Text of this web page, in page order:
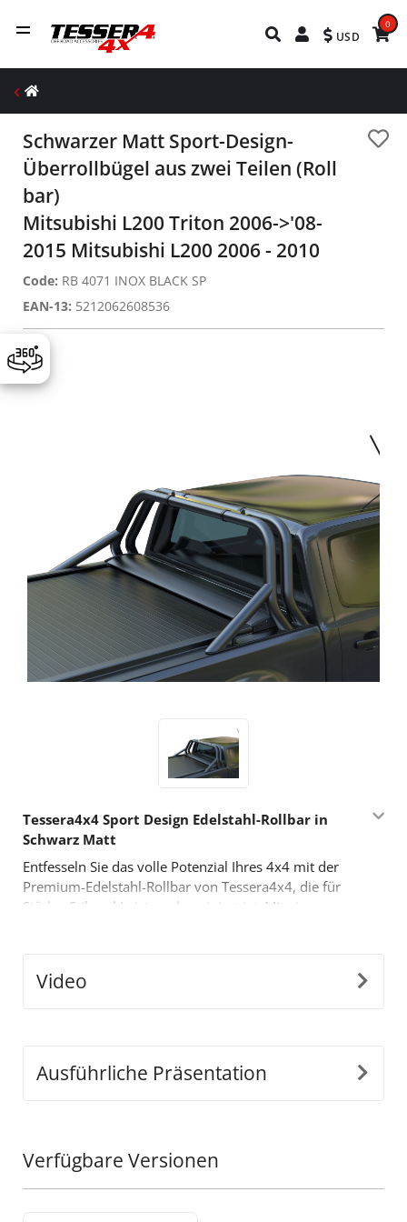
USD
0
Schwarzer Matt Sport-Design-
Überrollbügel aus zwei Teilen (Roll
bar)
Mitsubishi L200 Triton 2006->'08-
2015 Mitsubishi L200 2006 - 2010
Code: RB 4071 INOX BLACK SP
EAN-13: 5212062608536
Tessera4x4 Sport Design Edelstahl-Rollbar in
Schwarz Matt
Entfesseln Sie das volle Potenzial Ihres 4x4 mit der
Premium-Edelstahl-Rollbar von Tessera4x4, die für
Stärke, Stil und Leistung konzipiert ist. Mit einem
Hauptmerkmale:
konstruiert, dass sie harten Bedingungen standhält
und gleichzeitig einen eleganten, modernen Look
abnehmbares Design passt sich perfekt den
Abmessungen der Ladefläche Ihres Fahrzeugs an und
gewährleistet eine nahtlose, sichere Installation.
Video
Ausführliche Präsentation
Verfügbare Versionen